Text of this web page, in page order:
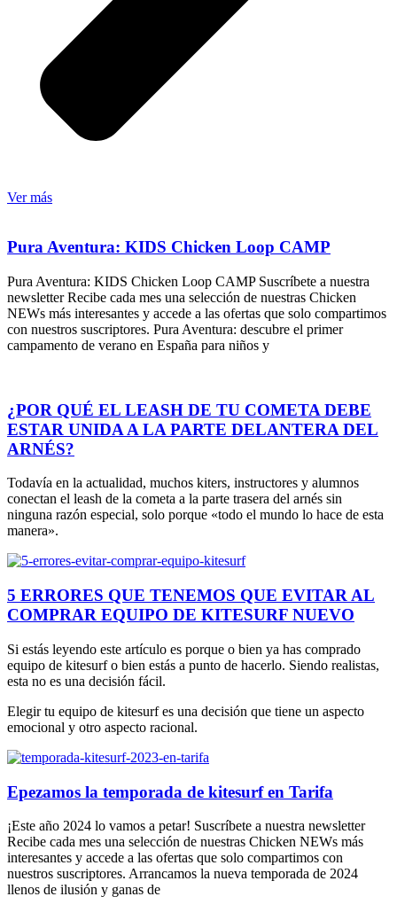
Ver más
Pura Aventura: KIDS Chicken Loop CAMP
Pura Aventura: KIDS Chicken Loop CAMP Suscríbete a nuestra
newsletter Recibe cada mes una selección de nuestras Chicken
NEWs más interesantes y accede a las ofertas que solo compartimos
con nuestros suscriptores. Pura Aventura: descubre el primer
campamento de verano en España para niños y
¿POR QUÉ EL LEASH DE TU COMETA DEBE
ESTAR UNIDA A LA PARTE DELANTERA DEL
ARNÉS?
Todavía en la actualidad, muchos kiters, instructores y alumnos
conectan el leash de la cometa a la parte trasera del arnés sin
ninguna razón especial, solo porque «todo el mundo lo hace de esta
manera».
5 ERRORES QUE TENEMOS QUE EVITAR AL
COMPRAR EQUIPO DE KITESURF NUEVO
Si estás leyendo este artículo es porque o bien ya has comprado
equipo de kitesurf o bien estás a punto de hacerlo. Siendo realistas,
esta no es una decisión fácil.
Elegir tu equipo de kitesurf es una decisión que tiene un aspecto
emocional y otro aspecto racional.
Epezamos la temporada de kitesurf en Tarifa
¡Este año 2024 lo vamos a petar! Suscríbete a nuestra newsletter
Recibe cada mes una selección de nuestras Chicken NEWs más
interesantes y accede a las ofertas que solo compartimos con
nuestros suscriptores. Arrancamos la nueva temporada de 2024
llenos de ilusión y ganas de